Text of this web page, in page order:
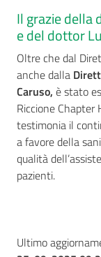
Il grazie della
e del dottor
Oltre che dal
anche dalla
Caruso, è stato
Riccione Chapter
testimonia il
a favore della
qualità
pazienti.
Ultimo